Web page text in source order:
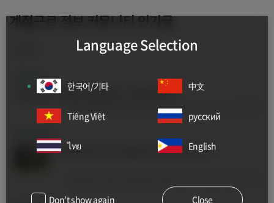
계절근로 정보 커뮤니티 인기글
공지사항
계절근로제도 때문에 눈물 흘리는 다문화가족!!!
Reporter Hasung Song | 2024.03.22 15:31 | 25건 조회
현재 파파야스토리 계절근로 사업 추진 상황~^^
Language Selection
한국어/기타 中文
Tiếng Việt русский
ไทย English
Don’t show again Close